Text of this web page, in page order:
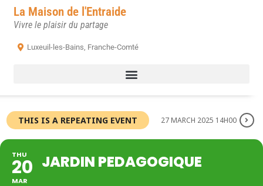
La Maison de l'Entraide
Vivre le plaisir du partage
Luxeuil-les-Bains, Franche-Comté
THIS IS A REPEATING EVENT 27 MARCH 2025 14H00
THU
20
MAR
JARDIN PEDAGOGIQUE